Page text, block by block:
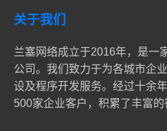
关于我们
兰塞网络成立于2016年，是一
公司。我们致力于为各城市企
设及程序开发服务。经过十余
500家企业客户，积累了丰富